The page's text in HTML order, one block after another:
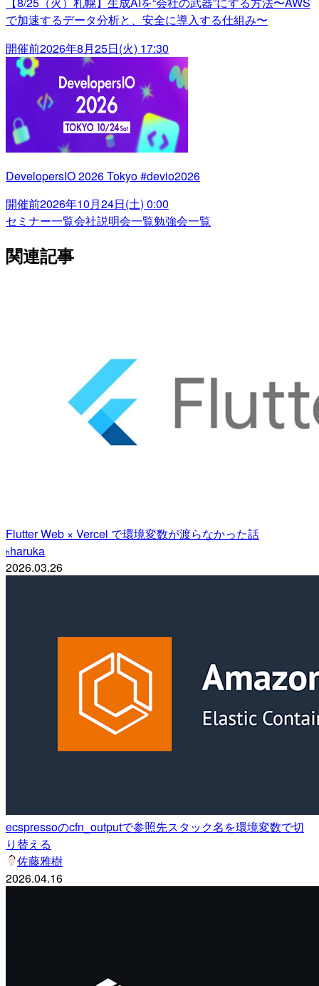
で加速するデータ分析と、安全に導入する仕組み〜
開催前2026年8月25日(火) 17:30
DevelopersIO 2026 Tokyo #devio2026
開催前2026年10月24日(土) 0:00
セミナー一覧会社説明会一覧勉強会一覧
関連記事
Flutter Web × Vercel で環境変数が渡らなかった話
hharuka
2026.03.26
ecspressoのcfn_outputで参照先スタック名を環境変数で切
り替える
佐藤雅樹
2026.04.16